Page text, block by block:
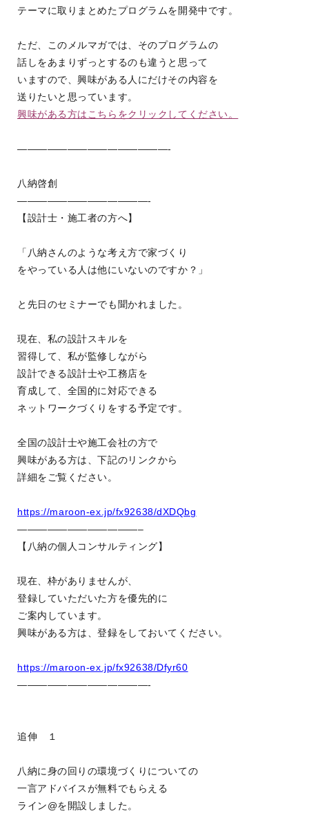
テーマに取りまとめたプログラムを開発中です。
ただ、このメルマガでは、そのプログラムの
話しをあまりずっとするのも違うと思って
いますので、興味がある人にだけその内容を
送りたいと思っています。
興味がある方はこちらをクリックしてください。
———————————————-
八納啓創
—————————————-
【設計士・施工者の方へ】
「八納さんのような考え方で家づくり
をやっている人は他にいないのですか？」
と先日のセミナーでも聞かれました。
現在、私の設計スキルを
習得して、私が監修しながら
設計できる設計士や工務店を
育成して、全国的に対応できる
ネットワークづくりをする予定です。
全国の設計士や施工会社の方で
興味がある方は、下記のリンクから
詳細をご覧ください。
https://maroon-ex.jp/fx92638/dXDQbg
————————————–
【八納の個人コンサルティング】
現在、枠がありませんが、
登録していただいた方を優先的に
ご案内しています。
興味がある方は、登録をしておいてください。
https://maroon-ex.jp/fx92638/Dfyr60
—————————————-
追伸 １
八納に身の回りの環境づくりについての
一言アドバイスが無料でもらえる
ライン@を開設しました。